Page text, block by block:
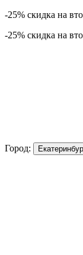
-25% скидка на
-25% скидка на
Город: